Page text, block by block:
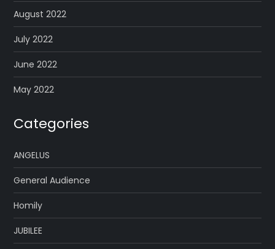
August 2022
July 2022
June 2022
May 2022
Categories
ANGELUS
General Audience
Homily
JUBILEE